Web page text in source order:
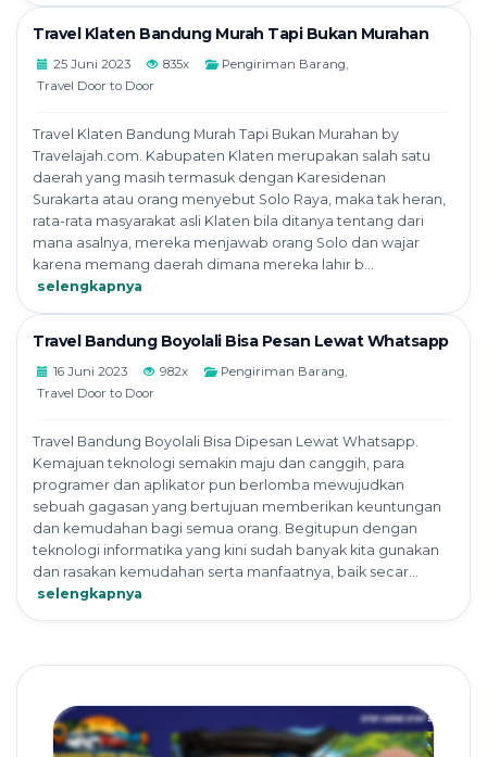
Travel Klaten Bandung Murah Tapi Bukan Murahan
25 Juni 2023 835x Pengiriman Barang
Travel Door to Door
Travel Klaten Bandung Murah Tapi Bukan Murahan by
Travelajah.com. Kabupaten Klaten merupakan salah satu
daerah yang masih termasuk dengan Karesidenan
Surakarta atau orang menyebut Solo Raya, maka tak heran,
rata-rata masyarakat asli Klaten bila ditanya tentang dari
mana asalnya, mereka menjawab orang Solo dan wajar
karena memang daerah dimana mereka lahir b...
selengkapnya
Travel Bandung Boyolali Bisa Pesan Lewat Whatsapp
16 Juni 2023 982x Pengiriman Barang
Travel Door to Door
Travel Bandung Boyolali Bisa Dipesan Lewat Whatsapp.
Kemajuan teknologi semakin maju dan canggih, para
programer dan aplikator pun berlomba mewujudkan
sebuah gagasan yang bertujuan memberikan keuntungan
dan kemudahan bagi semua orang. Begitupun dengan
teknologi informatika yang kini sudah banyak kita gunakan
dan rasakan kemudahan serta manfaatnya, baik secar...
selengkapnya